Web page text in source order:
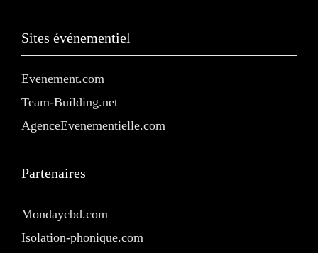
Sites événementiel
Evenement.com
Team-Building.net
AgenceEvenementielle.com
Partenaires
Mondaycbd.com
Isolation-phonique.com